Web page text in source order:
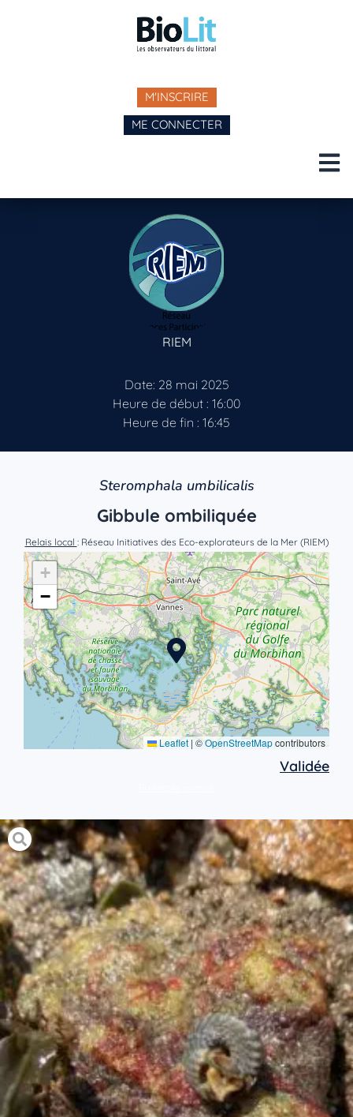
M'INSCRIRE
ME CONNECTER
RIEM
Date: 28 mai 2025
Heure de début : 16:00
Heure de fin : 16:45
Steromphala umbilicalis
Gibbule ombiliquée
Relais local : Réseau Initiatives des Eco-explorateurs de la Mer (RIEM)
+
−
Leaflet | ©OpenStreetMapcontributors
Validée